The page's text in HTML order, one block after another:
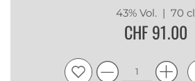
43% Vol. | 70 cl
CHF 91.00